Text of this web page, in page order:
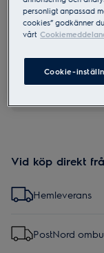
Vid köp direkt
Hemleverans
PostNord
personligt anpassad
cookies” godkänner
vårt
Cookie-